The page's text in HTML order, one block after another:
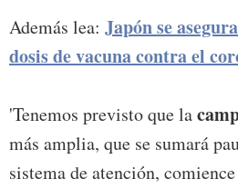
Además lea: Japón se
dosis de vacuna contra el
'Tenemos previsto que la
más amplia, que se sumará
sistema de atención,